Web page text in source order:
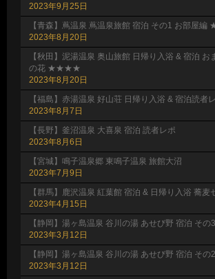
2023年9月25日
【青森】蔦温泉 蔦温泉旅館 宿泊 その1 お部屋
2023年8月20日
【秋田】泥湯温泉 奥山旅館 日帰り入浴 & 宿泊 お
の花 ★★★★
2023年8月20日
【福島】赤湯温泉 好山荘 日帰り入浴 & 宿泊読
2023年8月7日
【長野】釜沼温泉 大喜泉 宿泊 読者レポ
2023年8月6日
【宮城】鳴子温泉郷 東鳴子温泉 旅館大沼
2023年7月9日
【群馬】鹿沢温泉 紅葉館 宿泊 & 日帰り入浴
2023年4月15日
【静岡】湯ヶ島温泉 谷川の湯 あせび野 宿泊 その
2023年3月12日
【静岡】湯ヶ島温泉 谷川の湯 あせび野 宿泊 その
2023年3月12日